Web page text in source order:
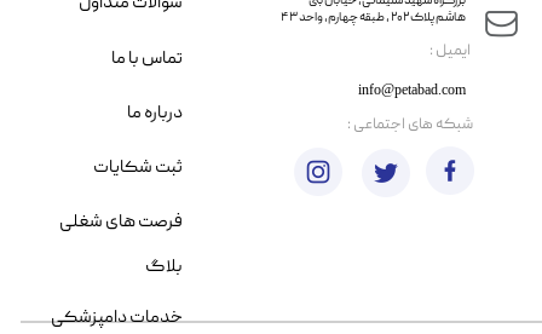
​ایمیل :
info@petabad.com
هاشم پلاک ۲۰۲ ، طبقه چهارم، واحد ۴۳
تماس با ما
درباره ما
ثبت شکایات
فرصت های شغلی
​شبکه های اجتماعی :
بلاگ
خدمات دامپزشکی